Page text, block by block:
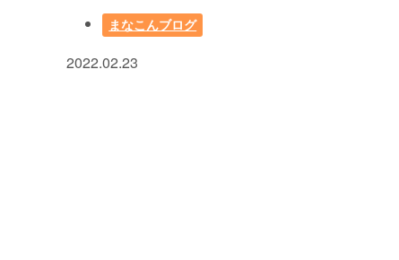
まなこんブログ
2022.02.23